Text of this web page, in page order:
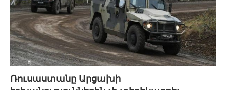
Ռուսաստանը Արցախի